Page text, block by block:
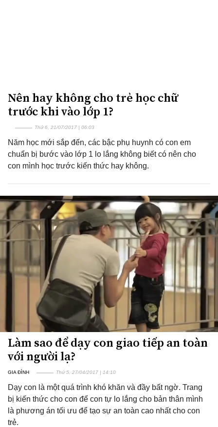
Nên hay không cho trẻ học chữ
trước khi vào lớp 1?
Thứ 6, 21/07/2017 | 06:03
Năm học mới sắp đến, các bậc phụ huynh có con em
chuẩn bị bước vào lớp 1 lo lắng không biết có nên cho
con mình học trước kiến thức hay không.
Làm sao để dạy con giao tiếp an toàn
với người lạ?
GIA ĐÌNH Thứ 5, 27/04/2017 | 14:10
Dạy con là một quá trình khó khăn và đầy bất ngờ. Trang
bị kiến thức cho con để con tự lo lắng cho bản thân mình
là phương án tối ưu để tạo sự an toàn cao nhất cho con
trẻ.